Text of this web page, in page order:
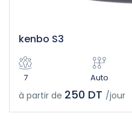
kenbo S3
7 Auto
à partir de 250 DT /jour